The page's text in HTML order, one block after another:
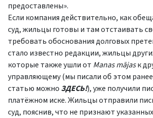
предоставлены».
Если компания действительно, как
суд, жильцы готовы и там отстаивать
требовать обоснования долговых
стало известно редакции, жильцы
которые также ушли от Manas mājasк
управляющему (мы писали об этом
статью можно ЗДЕСЬ!), уже получили
платёжном иске. Жильцы отправили
суд, пояснив, что не признают